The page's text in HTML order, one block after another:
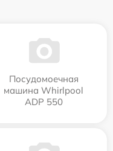
Посудомоечная
машина Whirlpool
ADP 550